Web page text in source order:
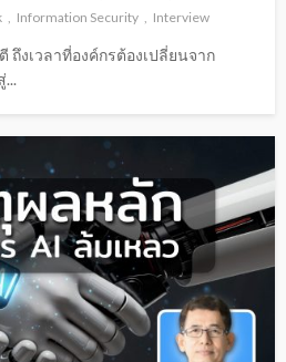
Information Security Interview
ถึงเวลาที่องค์กรต้องเปลี่ยนจาก